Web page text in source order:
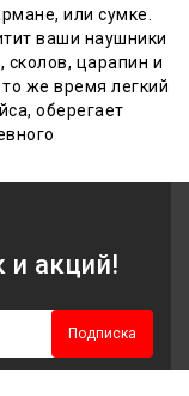
или сумке.
ваши наушники
сколов, царапин и
же время легкий
оберегает
и акций!
Подписка